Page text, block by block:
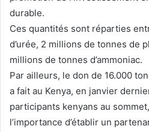
durable.
Ces quantités sont réparties
d’urée, 2 millions de tonnes de
millions de tonnes d’ammoniac.
Par ailleurs, le don de 16.000
a fait au Kenya, en janvier
participants kenyans au
l’importance d’établir un